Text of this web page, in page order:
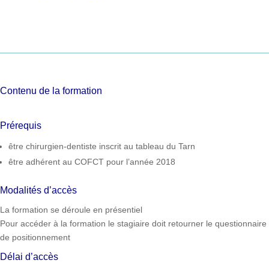
Contenu de la formation
Prérequis
être chirurgien-dentiste inscrit au tableau du Tarn
être adhérent au COFCT pour l’année 2018
Modalités d’accès
La formation se déroule en présentiel
Pour accéder à la formation le stagiaire doit retourner le questionnaire
de positionnement
Délai d’accès